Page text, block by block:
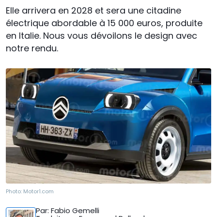
Elle arrivera en 2028 et sera une citadine
électrique abordable à 15 000 euros, produite
en Italie. Nous vous dévoilons le design avec
notre rendu.
Photo: Motor1.com
Par: Fabio Gemelli